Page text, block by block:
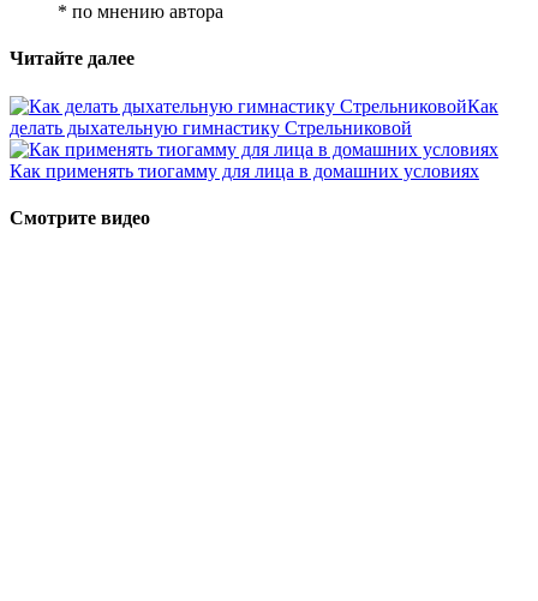
* по мнению автора
Читайте далее
Как
делать дыхательную гимнастику Стрельниковой
Как применять тиогамму для лица в домашних условиях
Смотрите видео